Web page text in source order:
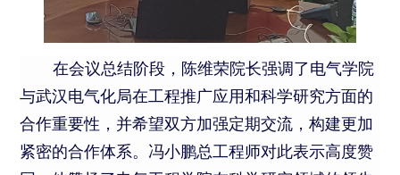
在会议总结阶段，陈维荣院长强调了电气学院
与武汉电气化局在工程推广应用和科学研究方面的
合作重要性，并希望双方加强定期交流，构建更加
紧密的合作体系。冯小鹏总工程师对此表示高度赞